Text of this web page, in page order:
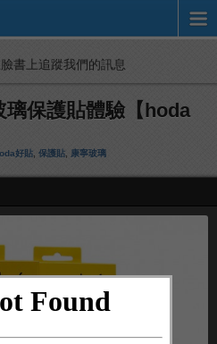
書上追蹤我們的訊息
保護貼體驗【hoda
好貼 保護貼 康寧玻璃